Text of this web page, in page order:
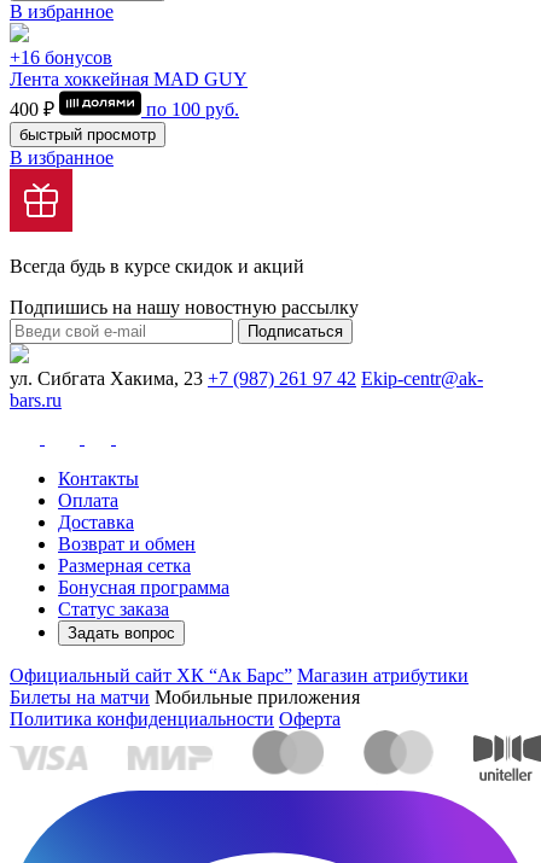
В избранное
+16 бонусов
Лента хоккейная MAD GUY
400 ₽
по 100 руб.
быстрый просмотр
В избранное
Всегда будь в курсе скидок и акций
Подпишись на нашу новостную рассылку
Подписаться
ул. Сибгата Хакима, 23 +7 (987) 261 97 42 Ekip-centr@ak-
bars.ru
Контакты
Оплата
Доставка
Возврат и обмен
Размерная сетка
Бонусная программа
Статус заказа
Задать вопрос
Официальный сайт ХК “Ак Барс” Магазин атрибутики
Билеты на матчи Мобильные приложения
Политика конфиденциальности Оферта